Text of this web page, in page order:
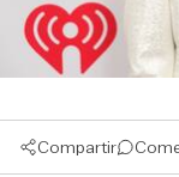
Compartir